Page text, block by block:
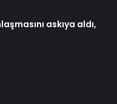
askıya aldı,